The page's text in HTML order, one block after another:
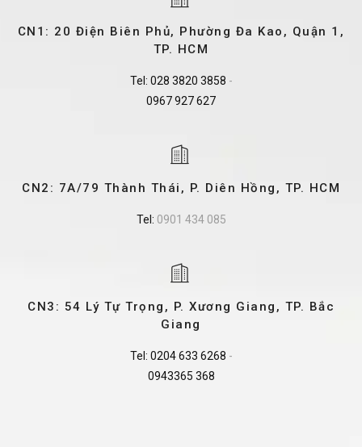
CN1: 20 Điện Biên Phủ, Phường Đa Kao, Quận 1,
TP. HCM
Tel: 028 3820 3858 -
0967 927 627
CN2: 7A/79 Thành Thái, P. Diên Hồng, TP. HCM
Tel: 0901 434 085
CN3: 54 Lý Tự Trọng, P. Xương Giang, TP. Bắc
Giang
Tel: 0204 633 6268 -
0943365 368